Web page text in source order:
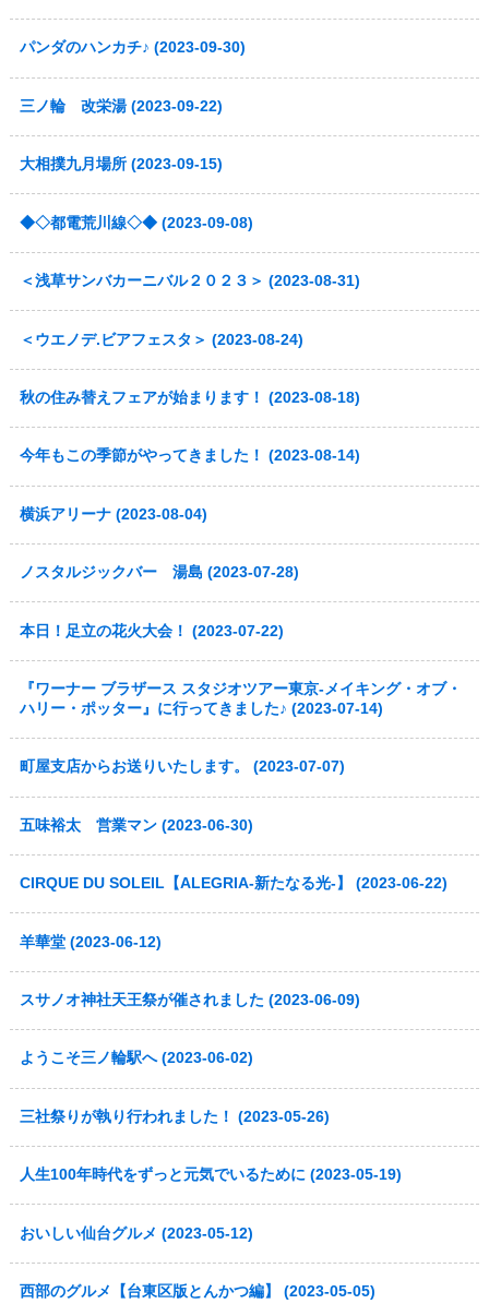
パンダのハンカチ♪ (2023-09-30)
三ノ輪 改栄湯 (2023-09-22)
大相撲九月場所 (2023-09-15)
◆◇都電荒川線◇◆ (2023-09-08)
＜浅草サンバカーニバル２０２３＞ (2023-08-31)
＜ウエノデ.ビアフェスタ＞ (2023-08-24)
秋の住み替えフェアが始まります！ (2023-08-18)
今年もこの季節がやってきました！ (2023-08-14)
横浜アリーナ (2023-08-04)
ノスタルジックバー 湯島 (2023-07-28)
本日！足立の花火大会！ (2023-07-22)
『ワーナー ブラザース スタジオツアー東京-メイキング・オブ・
ハリー・ポッター』に行ってきました♪ (2023-07-14)
町屋支店からお送りいたします。 (2023-07-07)
五味裕太 営業マン (2023-06-30)
CIRQUE DU SOLEIL【ALEGRIA-新たなる光-】 (2023-06-22)
羊華堂 (2023-06-12)
スサノオ神社天王祭が催されました (2023-06-09)
ようこそ三ノ輪駅へ (2023-06-02)
三社祭りが執り行われました！ (2023-05-26)
人生100年時代をずっと元気でいるために (2023-05-19)
おいしい仙台グルメ (2023-05-12)
西部のグルメ【台東区版とんかつ編】 (2023-05-05)